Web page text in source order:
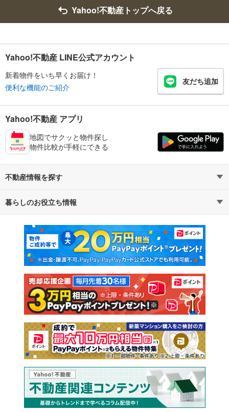
Yahoo!不動産トップへ戻る
Yahoo!不動産 LINE公式アカウント
新着物件をいち早くお届け！
便利な機能のご紹介
友だち追加
Yahoo!不動産 アプリ
地図でサクッと物件探し
物件比較が手軽にできる
不動産情報を探す
不動産・住宅
新築マンション 中古マンション
新築一戸建て 中古一戸建て
注文住宅 土地
売却査定
暮らしのお役立ち情報
マンションカタログ 教えて！住まいの先生